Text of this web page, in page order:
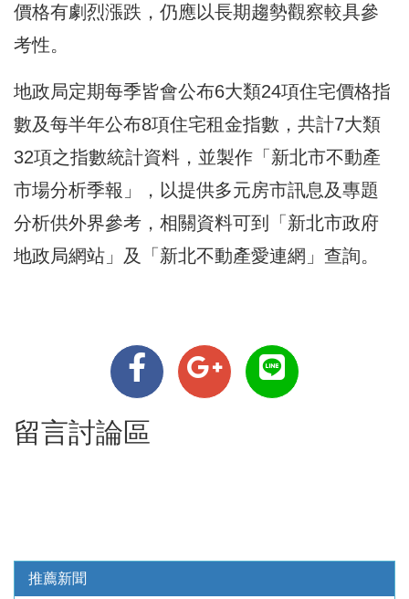
價格有劇烈漲跌，仍應以長期趨勢觀察較具參
考性。
地政局定期每季皆會公布6大類24項住宅價格指
數及每半年公布8項住宅租金指數，共計7大類
32項之指數統計資料，並製作「新北市不動產
市場分析季報」，以提供多元房市訊息及專題
分析供外界參考，相關資料可到
「新北市政府
地政局網站」 及 「新北不動產愛連網」 查詢。
留言討論區
推薦新聞